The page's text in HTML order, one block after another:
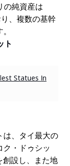
純資産は
、複数の基幹
ト
Statues In
は、タイ最大の
・ドゥシッ
創設し、また地